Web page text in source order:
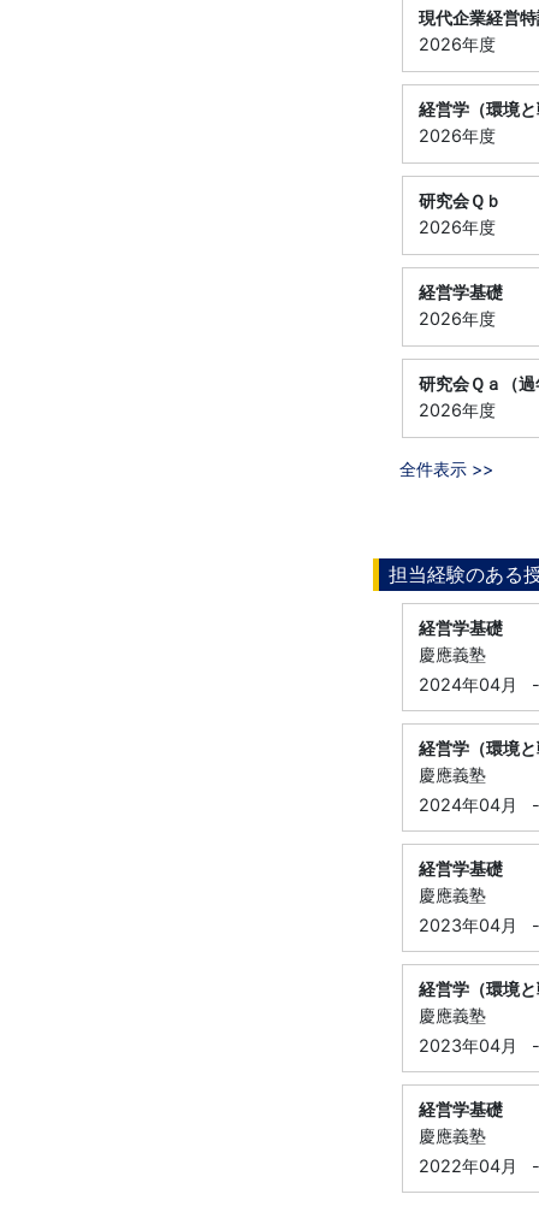
現代企業経営
2026年度
経営学（環境
2026年度
研究会Ｑｂ
2026年度
経営学基礎
2026年度
研究会Ｑａ（
2026年度
全件表示 >>
担当経験のある
経営学基礎
慶應義塾
2024年04月
-
経営学（環境
慶應義塾
2024年04月
-
経営学基礎
慶應義塾
2023年04月
-
経営学（環境
慶應義塾
2023年04月
-
経営学基礎
慶應義塾
2022年04月
-